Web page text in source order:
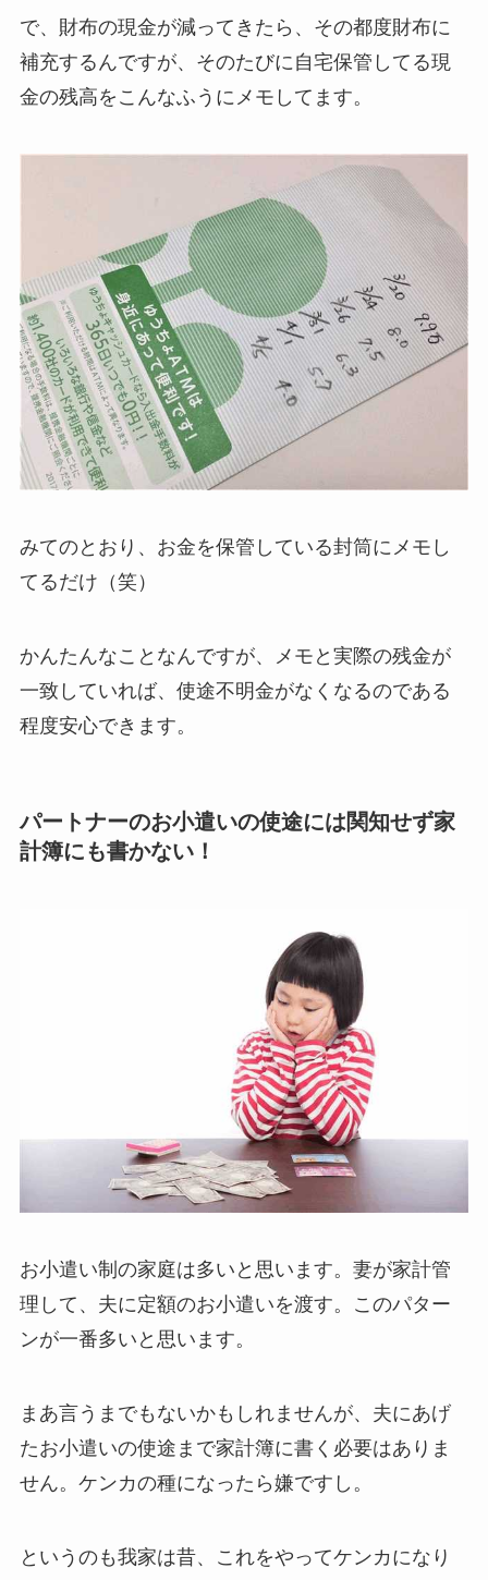
で、財布の現金が減ってきたら、その都度財布に
補充するんですが、そのたびに自宅保管してる現
金の残高をこんなふうにメモしてます。
みてのとおり、お金を保管している封筒にメモし
てるだけ（笑）
かんたんなことなんですが、メモと実際の残金が
一致していれば、使途不明金がなくなるのである
程度安心できます。
パートナーのお小遣いの使途には関知せず家
計簿にも書かない！
お小遣い制の家庭は多いと思います。妻が家計管
理して、夫に定額のお小遣いを渡す。このパター
ンが一番多いと思います。
まあ言うまでもないかもしれませんが、夫にあげ
たお小遣いの使途まで家計簿に書く必要はありま
せん。ケンカの種になったら嫌ですし。
というのも我家は昔、これをやってケンカになり